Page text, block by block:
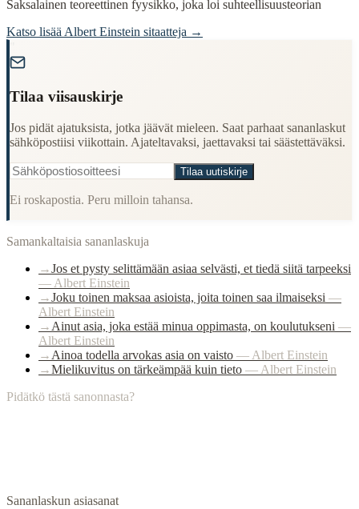
Saksalainen teoreettinen fyysikko, joka loi suhteellisuusteorian
Katso lisää Albert Einstein sitaatteja →
Tilaa viisauskirje
Jos pidät ajatuksista, jotka jäävät mieleen. Saat parhaat sananlaskut
sähköpostiisi viikottain. Ajateltavaksi, jaettavaksi tai säästettäväksi.
Tilaa uutiskirje
Ei roskapostia. Peru milloin tahansa.
Samankaltaisia sananlaskuja
→Jos et pysty selittämään asiaa selvästi, et tiedä siitä tarpeeksi
— Albert Einstein
→Joku toinen maksaa asioista, joita toinen saa ilmaiseksi —
Albert Einstein
→ Ainut asia, joka estää minua oppimasta, on koulutukseni —
Albert Einstein
→ Ainoa todella arvokas asia on vaisto — Albert Einstein
→Mielikuvitus on tärkeämpää kuin tieto — Albert Einstein
Pidätkö tästä sanonnasta?
Sananlaskun asiasanat